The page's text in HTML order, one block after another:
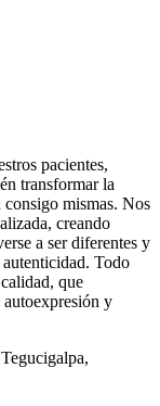
pacientes,
transformar la
consigo mismas. Nos
creando
a ser diferentes y
Todo
que
y